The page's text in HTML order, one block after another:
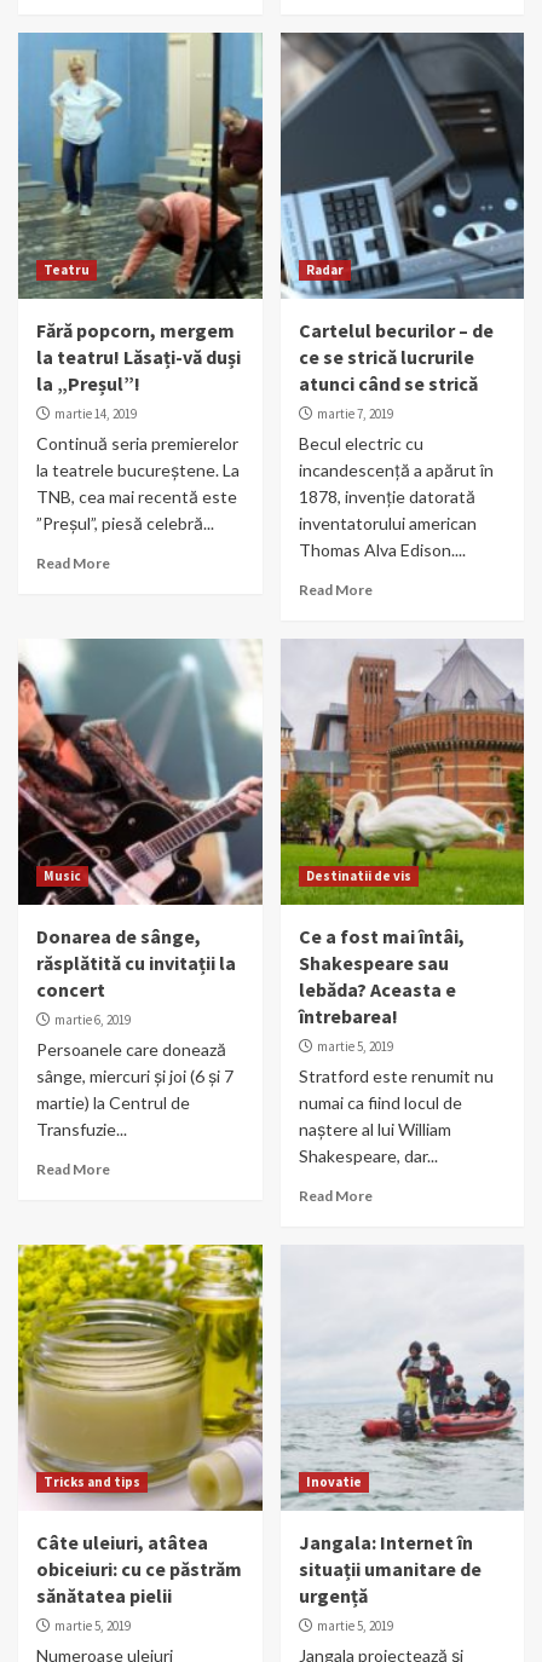
Teatru
Fără popcorn, mergem
la teatru! Lăsați-vă duși
la „Preșul”!
martie 14, 2019
Continuă seria premierelor
la teatrele bucureștene. La
TNB, cea mai recentă este
”Preșul”, piesă celebră...
Read More
Radar
Cartelul becurilor – de
ce se strică lucrurile
atunci când se strică
martie 7, 2019
Becul electric cu
incandescență a apărut în
1878, invenție datorată
inventatorului american
Thomas Alva Edison....
Read More
Music
Donarea de sânge,
răsplătită cu invitații la
concert
martie 6, 2019
Persoanele care donează
sânge, miercuri și joi (6 și 7
martie) la Centrul de
Transfuzie...
Read More
Destinatii de vis
Ce a fost mai întâi,
Shakespeare sau
lebăda? Aceasta e
întrebarea!
martie 5, 2019
Stratford este renumit nu
numai ca fiind locul de
naștere al lui William
Shakespeare, dar...
Read More
Tricks and tips
Câte uleiuri, atâtea
obiceiuri: cu ce păstrăm
sănătatea pielii
martie 5, 2019
Numeroase uleiuri
Inovatie
Jangala: Internet în
situații umanitare de
urgență
martie 5, 2019
Jangala proiectează și